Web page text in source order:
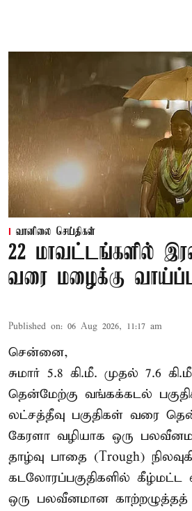
வானிலை செய்திகள்
22 மாவட்டங்களில்
வரை மழைக்கு
Published on: 06 Aug 2026, 11:17 am
சென்னை,
சுமார் 5.8 கி.மீ. முதல் 7.6
தென்மேற்கு வங்கக்கடல்
லட்சத்தீவு பகுதிகள் வரை
கேரளா வழியாக ஒரு
தாழ்வு பாதை (Trough)
கடலோரப்பகுதிகளில்
ஒரு பலவீனமான காற்றழுத்தத்